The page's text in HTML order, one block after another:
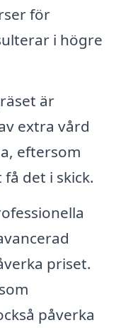
för
i högre
är
extra vård
eftersom
det i skick.
priset.
påverka